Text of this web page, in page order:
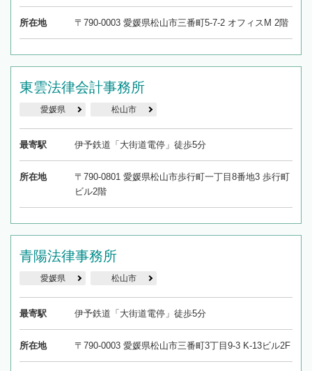
所在地 〒790-0003 愛媛県松山市三番町5-7-2 オフィスM 2階
東雲法律会計事務所
愛媛県 松山市
最寄駅 伊予鉄道「大街道電停」徒歩5分
所在地
〒790-0801 愛媛県松山市歩行町一丁目8番地3 歩行町
ビル2階
青陽法律事務所
愛媛県 松山市
最寄駅 伊予鉄道「大街道電停」徒歩5分
所在地 〒790-0003 愛媛県松山市三番町3丁目9-3 K-13ビル2F